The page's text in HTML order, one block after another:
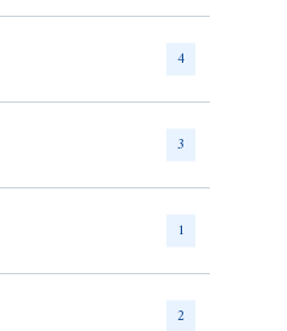
4
3
1
2